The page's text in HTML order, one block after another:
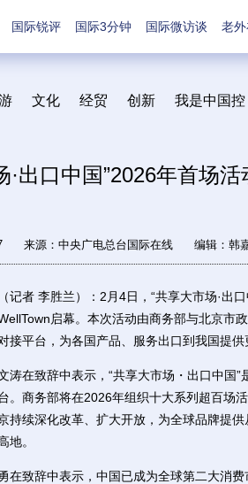
国际锐评 国际3分钟 国际微访谈 老
文化 经贸 创新 我是中国控
·出口中国”2026年首场
来源：中央广电总台国际在线 编辑：韩
者 李胜兰）：2月4日，“共享大市场·出口
启幕。本次活动由商务部与北京市
接平台，为各国产品、服务出口到我国提供
在致辞中表示，“共享大市场・出口中国”
。商务部将在2026年组织十大系列超百场
持续深化改革、扩大开放，为全球品牌提供
地。
致辞中表示，中国已成为全球第二大消费